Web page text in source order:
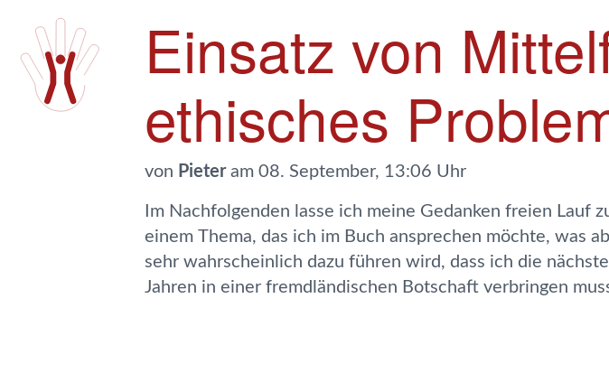
Einsatz von
ethisches
von Pieteram 08. September, 13:06 Uhr
Im Nachfolgenden lasse ich meine Gedanken freien Lauf
einem Thema, das ich im Buch ansprechen möchte, was
sehr wahrscheinlich dazu führen wird, dass ich die
Jahren in einer fremdländischen Botschaft verbringen
muss mal sehen wo diese Überlegungen hinführen und